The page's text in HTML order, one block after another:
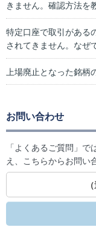
きません。確認方法を
特定口座で取引がある
されてきません。なぜ
上場廃止となった銘柄
お問い合わせ
「よくあるご質問」
え、こちらからお問い